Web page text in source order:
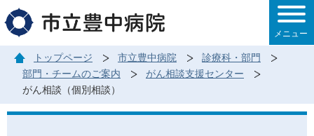
メニュー
トップページ 市立豊中病院
診療科・部門
部門・チームのご案内
がん相談支援センター
がん相談（個別相談）